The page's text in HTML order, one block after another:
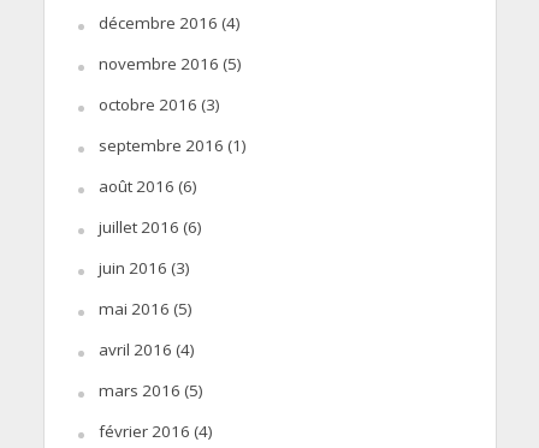
décembre 2016 (4)
novembre 2016 (5)
octobre 2016 (3)
septembre 2016 (1)
août 2016 (6)
juillet 2016 (6)
juin 2016 (3)
mai 2016 (5)
avril 2016 (4)
mars 2016 (5)
février 2016 (4)